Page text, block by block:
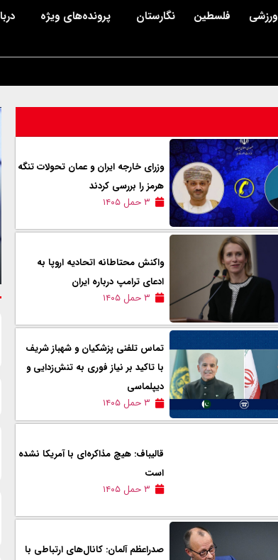
ورزشی فلسطین نگارستان پرونده‌های ویژه
وزرای خارجه ایران و عمان تحولات تنگه
هرمز را بررسی کردند
۳ حمل ۱۴۰۵
واکنش محتاطانه اتحادیه اروپا به
ادعای ترامپ درباره ایران
۳ حمل ۱۴۰۵
تماس تلفنی پزشکیان و شهباز شریف
با تاکید بر نیاز فوری به تنش‌زدایی و
دیپلماسی
۳ حمل ۱۴۰۵
قالیباف: ‏هیچ مذاکره‌ای با آمریکا نشده
است
۳ حمل ۱۴۰۵
صدراعظم آلمان: کانال‌های ارتباطی با